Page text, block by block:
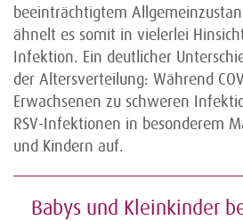
beeinträchtigtem
ähnelt es somit in vielerlei
Infektion. Ein deutlicher
der Altersverteilung: Während
Erwachsenen zu schweren
RSV-Infektionen in besonderem
und Kindern auf.
Babys und Kleinkinder